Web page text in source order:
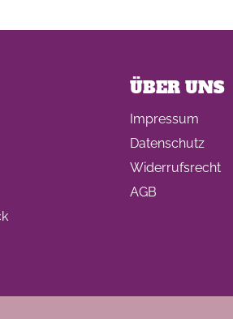
ÜBER UNS
Impressum
Datenschutz
Widerrufsrecht
AGB